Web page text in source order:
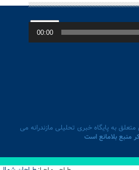
00:00
به پایگاه خبری تحلیلی مازندرانه می
منبع بلامانع است